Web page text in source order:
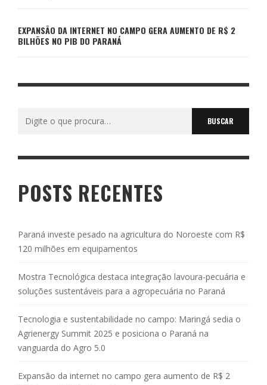
EXPANSÃO DA INTERNET NO CAMPO GERA AUMENTO DE R$ 2
BILHÕES NO PIB DO PARANÁ
POSTS RECENTES
Paraná investe pesado na agricultura do Noroeste com R$
120 milhões em equipamentos
Mostra Tecnológica destaca integração lavoura-pecuária e
soluções sustentáveis para a agropecuária no Paraná
Tecnologia e sustentabilidade no campo: Maringá sedia o
Agrienergy Summit 2025 e posiciona o Paraná na
vanguarda do Agro 5.0
Expansão da internet no campo gera aumento de R$ 2